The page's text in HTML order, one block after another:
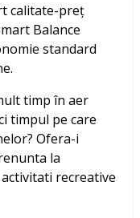
calitate-preț
Balance
standard
timp în aer
timpul pe care
Ofera-i
la
recreative